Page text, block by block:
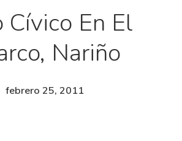
Cívico En El
Nariño
febrero 25, 2011